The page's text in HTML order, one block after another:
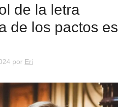
de la letra
de los pactos es
por Eri